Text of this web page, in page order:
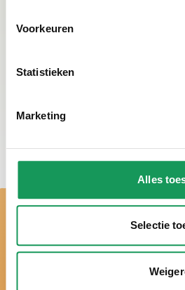
Voorkeuren
Statistieken
Marketing
Alles
Selectie
op eengroot landgoed
route en nog veel meer.